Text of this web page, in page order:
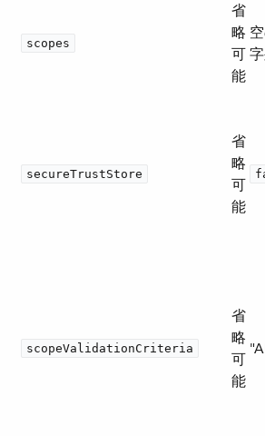
scopes
省
略
可
能
secureTrustStore
省
略
可
能
scopeValidationCriteria
省
略
可
能